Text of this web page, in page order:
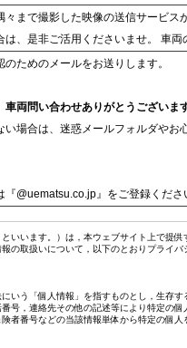
まで撮影した映像の送信サービス
、是非ご活用くださいませ。 車両
ためのメールをお送りします。
車両問い合わせありがとうございま
い場合は、迷惑メールフォルダやお
@uematsu.co.jp』をご登録くださ
いいます。）は，本ウェブサイト上で提
の取扱いについて，以下のとおりプライ
にいう「個人情報」を指すものとし，生存
号，連絡先その他の記述等により特定の
者番号などの当該情報単体から特定の個